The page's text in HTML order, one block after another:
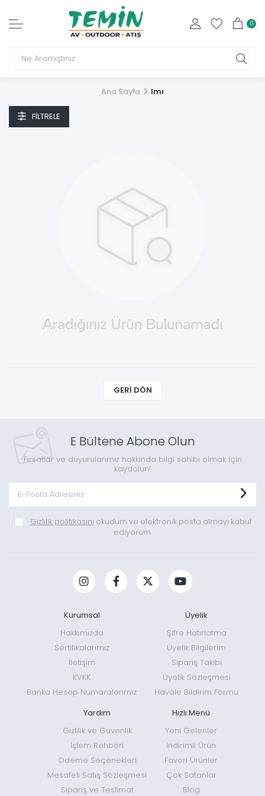
0
Ana Sayfa Imı
FILTRELE
GERI DÖN
E Bültene Abone Olun
Fırsatlar ve duyurularımız hakkında bilgi sahibi olmak için
kaydolun!
Gizlilik politikasını okudum ve elektronik posta almayı kabul
ediyorum.
Kurumsal
Hakkımızda
Sertifikalarımız
İletişim
KVKK
Banka Hesap Numaralarımız
Üyelik
Şifre Hatırlatma
Üyelik Bilgilerim
Sipariş Takibi
Üyelik Sözleşmesi
Havale Bildirim Formu
Yardım
Gizlilik ve Güvenlik
İşlem Rehberi
Ödeme Seçenekleri
Mesafeli Satış Sözleşmesi
Sipariş ve Teslimat
Hızlı Menü
Yeni Gelenler
İndirimli Ürün
Favori Ürünler
Çok Satanlar
Blog